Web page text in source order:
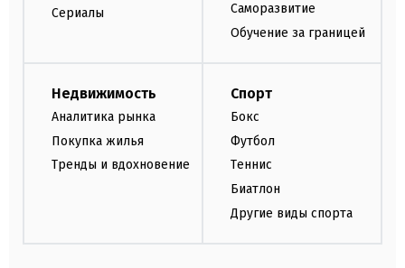
Сериалы
Саморазвитие
Обучение за границей
Недвижимость
Аналитика рынка
Покупка жилья
Тренды и вдохновение
Спорт
Бокс
Футбол
Теннис
Биатлон
Другие виды спорта